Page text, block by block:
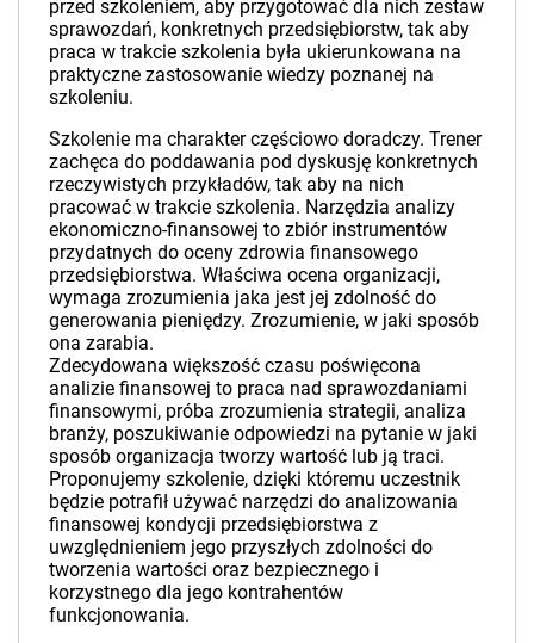
przed szkoleniem, aby przygotować dla nich zestaw
sprawozdań, konkretnych przedsiębiorstw, tak aby
praca w trakcie szkolenia była ukierunkowana na
praktyczne zastosowanie wiedzy poznanej na
szkoleniu.
Szkolenie ma charakter częściowo doradczy. Trener
zachęca do poddawania pod dyskusję konkretnych
rzeczywistych przykładów, tak aby na nich
pracować w trakcie szkolenia. Narzędzia analizy
ekonomiczno-finansowej to zbiór instrumentów
przydatnych do oceny zdrowia finansowego
przedsiębiorstwa. Właściwa ocena organizacji,
wymaga zrozumienia jaka jest jej zdolność do
generowania pieniędzy. Zrozumienie, w jaki sposób
ona zarabia.
Zdecydowana większość czasu poświęcona
analizie finansowej to praca nad sprawozdaniami
finansowymi, próba zrozumienia strategii, analiza
branży, poszukiwanie odpowiedzi na pytanie w jaki
sposób organizacja tworzy wartość lub ją traci.
Proponujemy szkolenie, dzięki któremu uczestnik
będzie potrafił używać narzędzi do analizowania
finansowej kondycji przedsiębiorstwa z
uwzględnieniem jego przyszłych zdolności do
tworzenia wartości oraz bezpiecznego i
korzystnego dla jego kontrahentów
funkcjonowania.